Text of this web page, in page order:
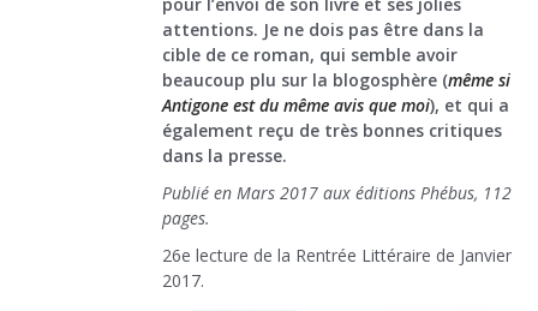
attentions. Je ne dois pas être dans la
cible de ce roman, qui semble avoir
beaucoup plu sur la blogosphère (même si
Antigone est du même avis que moi), et qui a
également reçu de très bonnes critiques
dans la presse.
Publié en Mars 2017 aux éditions Phébus, 112
pages.
26e lecture de la Rentrée Littéraire de Janvier
2017.